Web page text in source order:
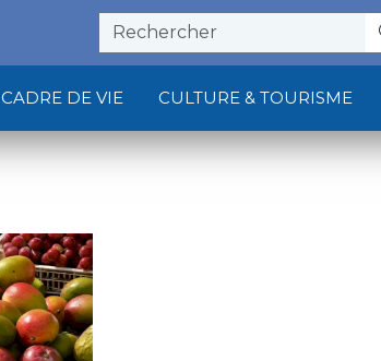
CADRE DE VIE CULTURE & TOURISME